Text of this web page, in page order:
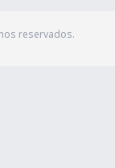
reservados.